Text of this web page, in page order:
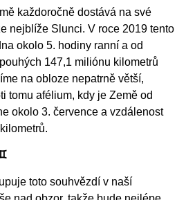
každoročně dostává na své
nejblíže Slunci. V roce 2019 tento
okolo 5. hodiny ranní a od
147,1 miliónu kilometrů
na obloze nepatrně větší,
tomu afélium, kdy je Země od
okolo 3. července a vzdálenost
toto souhvězdí v naší